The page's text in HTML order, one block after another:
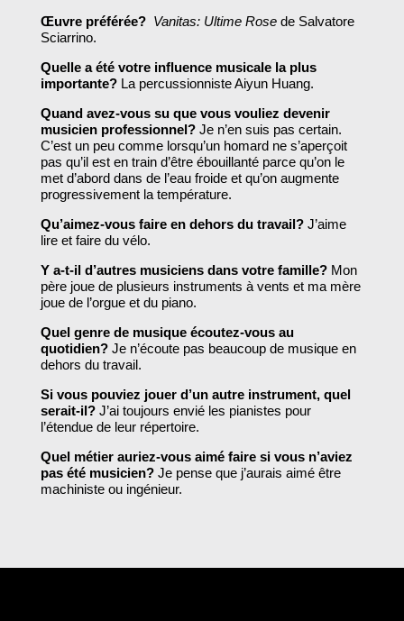
Œuvre préférée? Vanitas: Ultime Rosede Salvatore
Sciarrino.
Quelle a été votre influence musicale la plus
importante? La percussionniste Aiyun Huang.
Quand avez-vous su que vous vouliez devenir
musicien professionnel? Je n’en suis pas certain.
C’est un peu comme lorsqu’un homard ne s’aperçoit
pas qu’il est en train d’être ébouillanté parce qu’on le
met d’abord dans de l’eau froide et qu’on augmente
progressivement la température.
Qu’aimez-vous faire en dehors du travail? J’aime
lire et faire du vélo.
Y a-t-il d’autres musiciens dans votre famille? Mon
père joue de plusieurs instruments à vents et ma mère
joue de l’orgue et du piano.
Quel genre de musique écoutez-vous au
quotidien? Je n’écoute pas beaucoup de musique en
dehors du travail.
Si vous pouviez jouer d’un autre instrument, quel
serait-il? J’ai toujours envié les pianistes pour
l’étendue de leur répertoire.
Quel métier auriez-vous aimé faire si vous n’aviez
pas été musicien? Je pense que j’aurais aimé être
machiniste ou ingénieur.